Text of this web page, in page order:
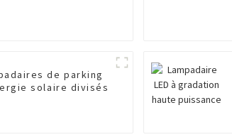
de parking
solaire divisés